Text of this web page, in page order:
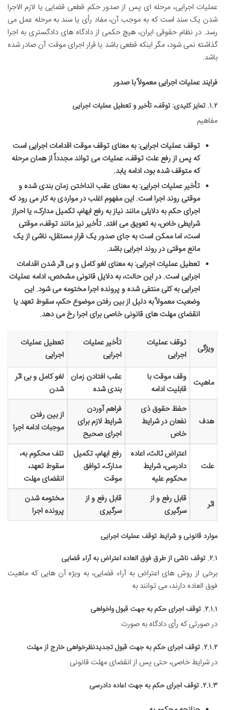
عملیات اجرایی، مرحله ای پس از صدور حکم قطعی قضایی یا لازم الاجرا
شدن یک سند است که به موجب آن، مفاد رأی یا سند به مرحله عمل می
رسد. در نظام حقوقی ایران، هیچ حکمی از دادگاه های دادگستری به اجرا
گذاشته نمی شود، مگر اینکه قطعی باشد یا قرار اجرای موقت آن صادر شده
باشد.
فرایند عملیات اجرایی معمولاً با صدور
۱.۲. تمایز کلیدی: توقف، تأخیر و تعطیل عملیات اجرایی
مفاهیم
توقف عملیات اجرایی:به معنای توقف موقت اقدامات اجرایی است
که پس از رفع علت توقف، عملیات می تواند مجدداً از همان مرحله
که متوقف شده بود، ادامه یابد.
تأخیر عملیات اجرایی:به معنای عقب انداختن زمان بندی شده و
موقتی روند اجرا است. این مفهوم اغلب در مواردی به کار می رود که
اجرای حکم به دلایلی مانند نیاز به رفع ابهام، تکمیل مدارک، یا احراز
شرایطی خاص، به تعویق می افتد. تأخیر نیز مانند توقف، موقتی
است، اما ممکن است به جای صدور یک قرار مستقل، ناشی از یک
مانع موقتی در روند اجرایی باشد.
تعطیل عملیات اجرایی:به معنای لغو کامل و بی اثر شدن اقدامات
اجرایی است. در این حالت، به دلایل قانونی مشخص، ادامه عملیات
اجرایی به کلی منتفی شده و پرونده اجرا مختومه می شود. این
وضعیت معمولاً به دلیل از بین رفتن موضوع حکم، سقوط تعهد یا
انقضای مهلت های قانونی خاصی برای اجرا رخ می دهد.
ویژگی
توقف عملیات
اجرایی
تأخیر عملیات
اجرایی
تعطیل عملیات
اجرایی
ماهیت وقف موقت با
قابلیت ادامه
عقب افتادن زمان
بندی شده
لغو کامل و بی اثر
شدن
هدف
حفظ حقوق ذی
نفعان در شرایط
خاص
فراهم آوردن
شرایط لازم برای
اجرای صحیح
از بین رفتن
موجبات ادامه اجرا
علت
اعتراض ثالث، اعاده
دادرسی، شرایط
محکوم علیه
رفع ابهام، تکمیل
مدارک، توافق
موقت
تلف محکوم به،
سقوط تعهد،
انقضای مهلت
اثر
قابل رفع و از
سرگیری
قابل رفع و از
سرگیری
مختومه شدن
پرونده اجرا
موارد قانونی و شرایط توقف عملیات اجرایی
۲.۱. توقف ناشی از طرق فوق العاده اعتراض به آراء قضایی
برخی از روش های اعتراض به آراء قضایی، به ویژه آن هایی که ماهیت
فوق العاده دارند، می توانند به
۲.۱.۱. توقف اجرای حکم به جهت قبول واخواهی
در صورتی که رأی دادگاه به صورت
۲.۱.۲. توقف اجرای حکم به جهت قبول تجدیدنظرخواهی خارج از مهلت
در شرایط خاصی، حتی پس از انقضای مهلت قانونی
۲.۱.۳. توقف اجرای حکم به جهت اعاده دادرسی